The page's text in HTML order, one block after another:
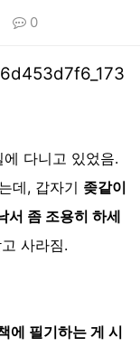
0
다니고 있었음.
데, 갑자기 좆같이
서 좀 조용히 하세
사라짐.
에 필기하는 게 시